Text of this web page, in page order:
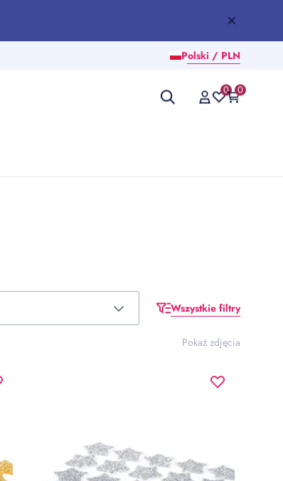
Polski / PLN
0 0
Wszystkie filtry
Pokaż zdjęcia